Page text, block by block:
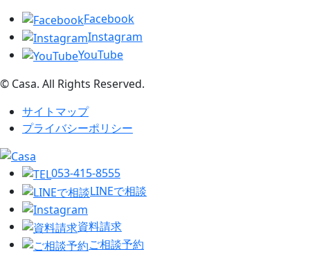
Facebook
Instagram
YouTube
© Casa. All Rights Reserved.
サイトマップ
プライバシーポリシー
053-415-8555
LINEで相談
資料請求
ご相談予約